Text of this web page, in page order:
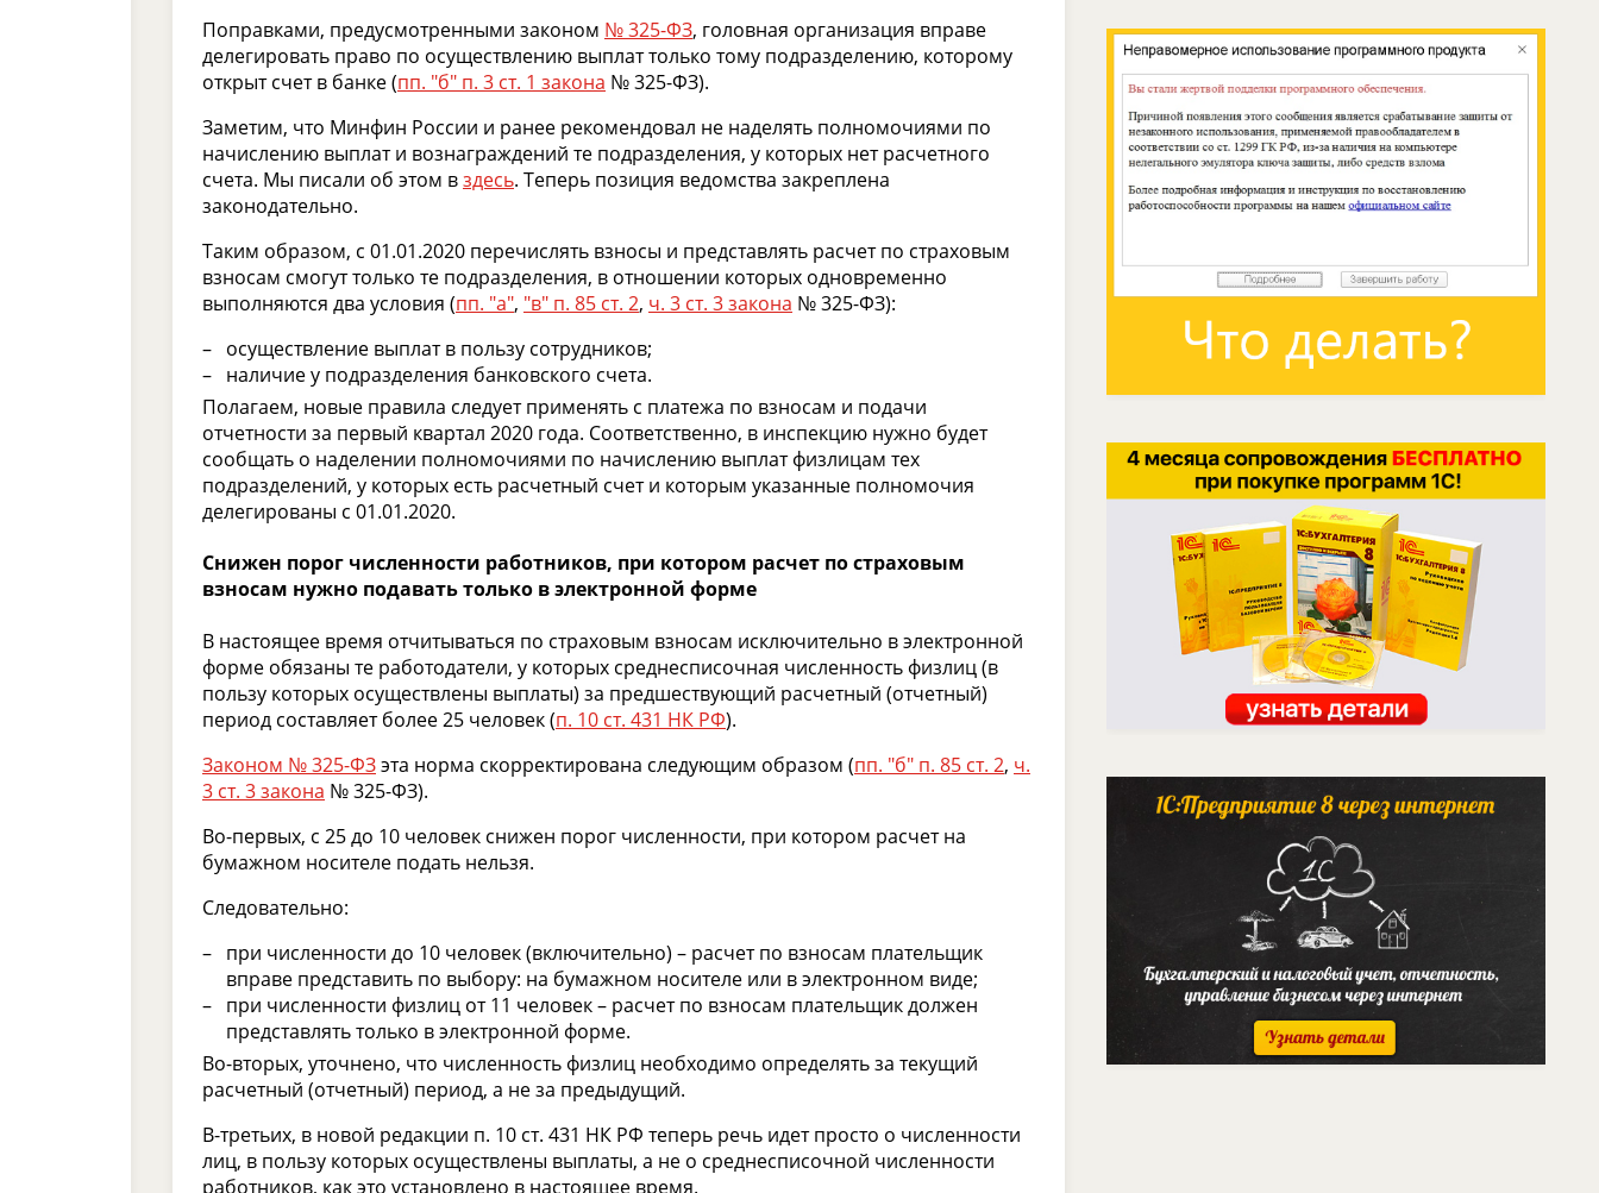
Поправками, предусмотренными законом № 325-ФЗ, головная организация вправе
делегировать право по осуществлению выплат только тому подразделению, которому
открыт счет в банке (пп. "б" п. 3 ст. 1 закона № 325-ФЗ).
Заметим, что Минфин России и ранее рекомендовал не наделять полномочиями по
начислению выплат и вознаграждений те подразделения, у которых нет расчетного
счета. Мы писали об этом вздесь. Теперь позиция ведомства закреплена
законодательно.
Таким образом, с 01.01.2020 перечислять взносы и представлять расчет по страховым
взносам смогут только те подразделения, в отношении которых одновременно
выполняются два условия (пп. "а", "в" п. 85 ст. 2, ч. 3 ст. 3 закона № 325-ФЗ):
осуществление выплат в пользу сотрудников;
наличие у подразделения банковского счета.
Полагаем, новые правила следует применять с платежа по взносам и подачи
отчетности за первый квартал 2020 года. Соответственно, в инспекцию нужно будет
сообщать о наделении полномочиями по начислению выплат физлицам тех
подразделений, у которых есть расчетный счет и которым указанные полномочия
делегированы с 01.01.2020.
Снижен порог численности работников, при котором расчет по страховым
взносам нужно подавать только в электронной форме
В настоящее время отчитываться по страховым взносам исключительно в электронной
форме обязаны те работодатели, у которых среднесписочная численность физлиц (в
пользу которых осуществлены выплаты) за предшествующий расчетный (отчетный)
период составляет более 25 человек (п. 10 ст. 431 НК РФ).
Законом № 325-ФЗэта норма скорректирована следующим образом (пп. "б" п. 85 ст. 2, ч.
3 ст. 3 закона № 325-ФЗ).
Во-первых, с 25 до 10 человек снижен порог численности, при котором расчет на
бумажном носителе подать нельзя.
Следовательно:
при численности до 10 человек (включительно) – расчет по взносам плательщик
вправе представить по выбору: на бумажном носителе или в электронном виде;
при численности физлиц от 11 человек – расчет по взносам плательщик должен
представлять только в электронной форме.
Во-вторых, уточнено, что численность физлиц необходимо определять за текущий
расчетный (отчетный) период, а не за предыдущий.
В-третьих, в новой редакции п. 10 ст. 431 НК РФ теперь речь идет просто о численности
лиц, в пользу которых осуществлены выплаты, а не о среднесписочной численности
работников, как это установлено в настоящее время.